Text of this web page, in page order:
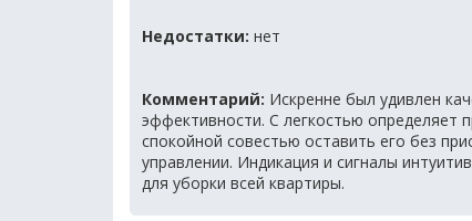
Недостатки: нет
Комментарий: Искренне был удивлен
эффективности. С легкостью определяет
спокойной совестью оставить его без
управлении. Индикация и сигналы
для уборки всей квартиры.